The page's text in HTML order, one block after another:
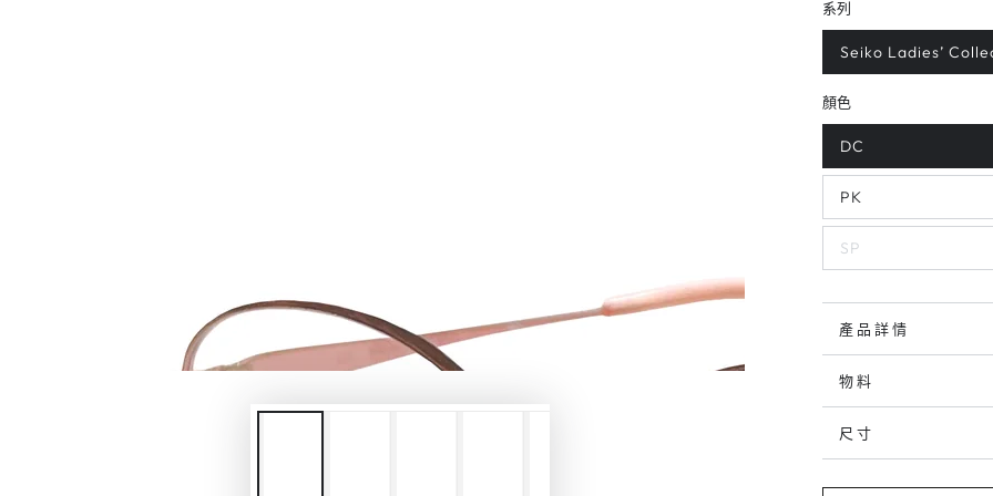
系列
Seiko Ladies’
顏色
DC
PK
SP
產品詳情
物料
尺寸